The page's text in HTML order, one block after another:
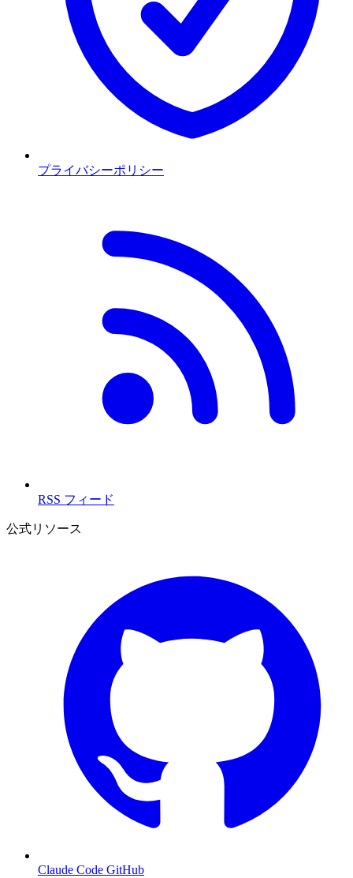
プライバシーポリシー
RSS フィード
公式リソース
Claude Code GitHub